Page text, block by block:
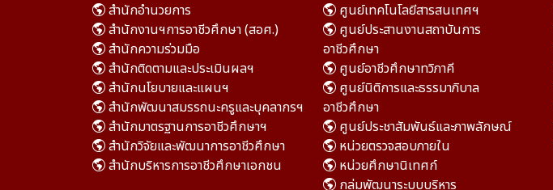
สำนักอำนวยการ
สำนักงานฯการอาชีวศึกษา (สอศ.)
สำนักความร่วมมือ
สำนักติดตามและประเมินผลฯ
สำนักนโยบายและแผนฯ
สำนักพัฒนาสมรรถนะครูและบุคลากรฯ
สำนักมาตรฐานการอาชีวศึกษาฯ
สำนักวิจัยและพัฒนาการอาชีวศึกษา
สำนักบริหารการอาชีวศึกษาเอกชน
ศูนย์เทคโนโลยีสารสนเทศฯ
ศูนย์ประสานงานสถาบันการ
อาชีวศึกษา
ศูนย์อาชีวศึกษาทวิภาคี
ศูนย์นิติการและธรรมาภิบาล
อาชีวศึกษา
ศูนย์ประชาสัมพันธ์และภาพลักษณ์
หน่วยตรวจสอบภายใน
หน่วยศึกษานิเทศก์
กลุ่มพัฒนาระบบบริหาร